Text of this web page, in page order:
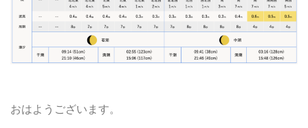
おはようございます。